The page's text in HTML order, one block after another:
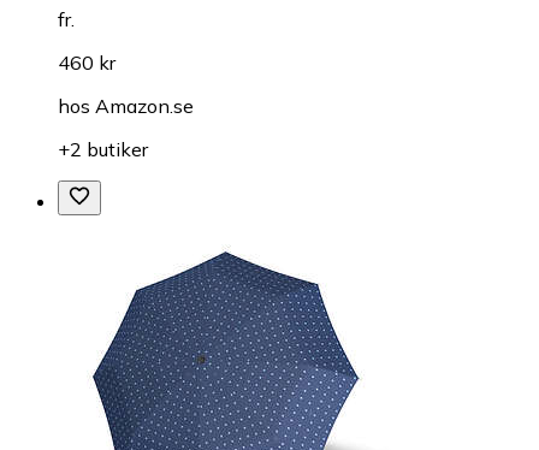
fr.
460 kr
hos Amazon.se
+2 butiker